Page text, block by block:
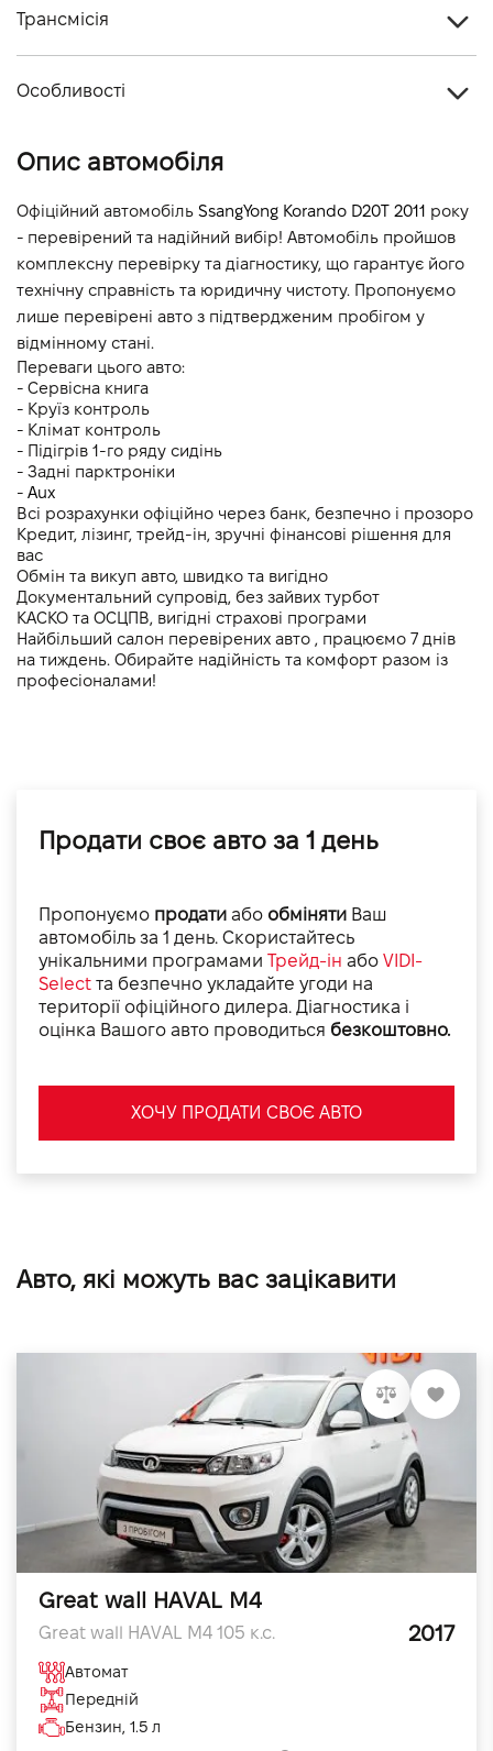
Кiлькiсть мiсць, шт
Об'єм двигуна (см.куб.)
Витрати пального, л/100 км (змішаний)
Викиди CO2, г/км (змішаний)
Динаміка розгону 0-100 км/г
Трансмісія
Особливості
Опис автомобіля
Офіційний автомобіль SsangYong Korando D20T 2011 року
- перевірений та надійний вибір! Автомобіль пройшов
комплексну перевірку та діагностику, що гарантує його
технічну справність та юридичну чистоту. Пропонуємо
лише перевірені авто з підтвердженим пробігом у
відмінному стані.
Переваги цього авто:
- Cервісна книга
- Круїз контроль
- Клімат контроль
- Підігрів 1-го ряду сидінь
- Задні парктроніки
- Aux
Всі розрахунки офіційно через банк, безпечно і прозоро
Кредит, лізинг, трейд-ін, зручні фінансові рішення для
вас
Обмін та викуп авто, швидко та вигідно
Документальний супровід, без зайвих турбот
КАСКО та ОСЦПВ, вигідні страхові програми
Найбільший салон перевірених авто , працюємо 7 днів
на тиждень. Обирайте надійність та комфорт разом із
професіоналами!
Продати своє авто за 1 день
Пропонуємо продати або обміняти Ваш
автомобіль за 1 день. Скористайтесь
унікальними програмами Трейд-ін або VIDI-
Select та безпечно укладайте угоди на
території офіційного дилера. Діагностика і
оцінка Вашого авто проводиться безкоштовно.
ХОЧУ ПРОДАТИ СВОЄ АВТО
Авто, які можуть вас зацікавити
Great wall HAVAL M4
Great wall HAVAL M4 105 к.с. 2017
Автомат
Передній
Бензин, 1.5 л